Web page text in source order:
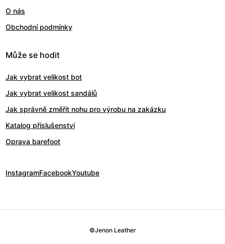
O nás
Obchodní podmínky
Může se hodit
Jak vybrat velikost bot
Jak vybrat velikost sandálů
Jak správně změřit nohu pro výrobu na zakázku
Katalog příslušenství
Oprava barefoot
InstagramFacebookYoutube
©Jenon Leather